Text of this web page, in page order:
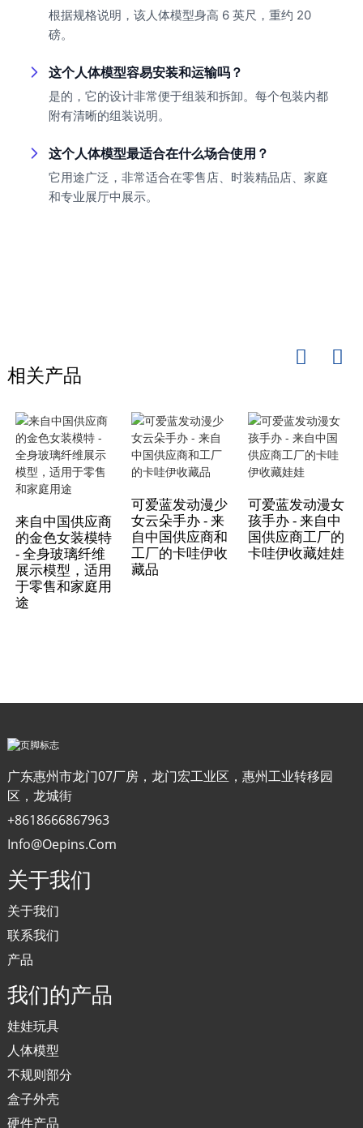
根据规格说明，该人体模型身高 6 英尺，重约 20
磅。
这个人体模型容易安装和运输吗？
是的，它的设计非常便于组装和拆卸。每个包装内都
附有清晰的组装说明。
这个人体模型最适合在什么场合使用？
它用途广泛，非常适合在零售店、时装精品店、家庭
和专业展厅中展示。
相关产品
来自中国供应商
的金色女装模特
- 全身玻璃纤维
展示模型，适用
于零售和家庭用
途
可爱蓝发动漫少
女云朵手办 - 来
自中国供应商和
工厂的卡哇伊收
藏品
可爱蓝发动漫女
孩手办 - 来自中
国供应商工厂的
卡哇伊收藏娃娃
广东惠州市龙门07厂房，龙门宏工业区，惠州工业转移园
区，龙城街
+8618666867963
Info@oepins.com
关于我们
关于我们
联系我们
产品
我们的产品
娃娃玩具
人体模型
不规则部分
盒子外壳
硬件产品